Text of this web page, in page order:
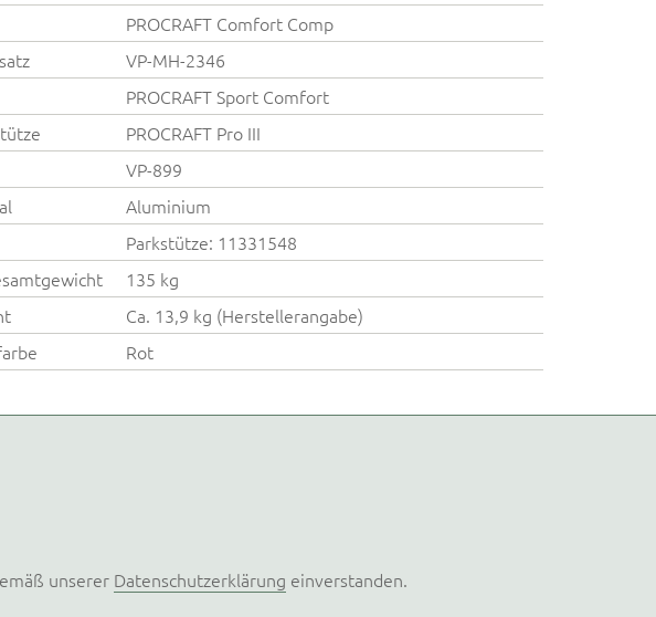
PROCRAFT Comfort Comp
VP-MH-2346
PROCRAFT Sport Comfort
PROCRAFT Pro III
VP-899
Aluminium
Parkstütze: 11331548
135 kg
Ca. 13,9 kg (Herstellerangabe)
Rot
unserer Datenschutzerklärung einverstanden.